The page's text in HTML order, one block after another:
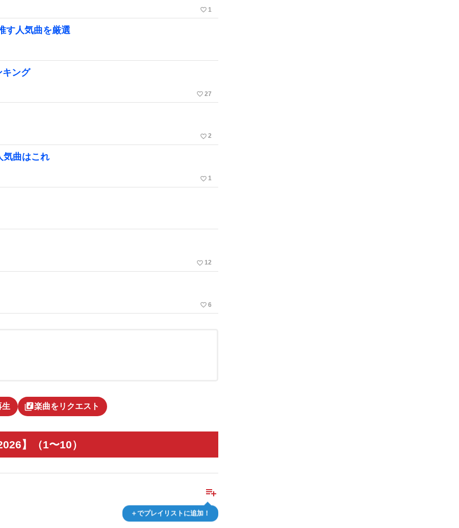
favorite_border 1
す人気曲を厳選
キング
favorite_border 27
favorite_border 2
気曲はこれ
favorite_border 1
favorite_border 12
favorite_border 6
生 library_music楽曲をリクエスト
】（1〜10）
playlist_add
＋でプレイリストに追加！